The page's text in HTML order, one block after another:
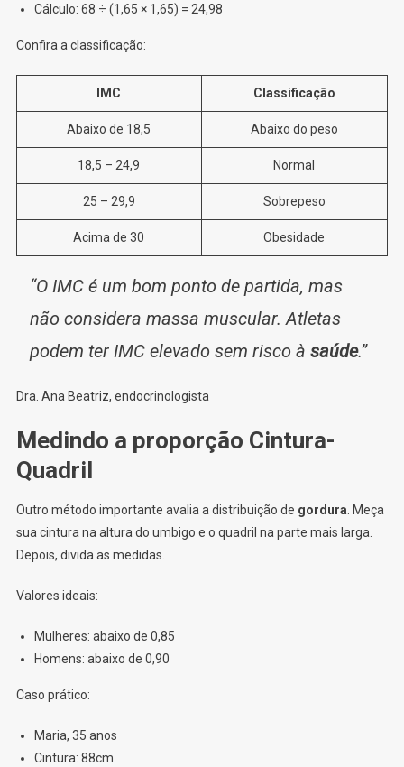
Cálculo: 68 ÷ (1,65 × 1,65) = 24,98
Confira a classificação:
IMC Classificação
Abaixo de 18,5 Abaixo do peso
18,5 – 24,9 Normal
25 – 29,9 Sobrepeso
Acima de 30 Obesidade
“O IMC é um bom ponto de partida, mas
não considera massa muscular. Atletas
podem ter IMC elevado sem risco à saúde.”
Dra. Ana Beatriz, endocrinologista
Medindo a proporção Cintura-
Quadril
Outro método importante avalia a distribuição de gordura . Meça
sua cintura na altura do umbigo e o quadril na parte mais larga.
Depois, divida as medidas.
Valores ideais:
Mulheres: abaixo de 0,85
Homens: abaixo de 0,90
Caso prático:
Maria, 35 anos
Cintura: 88cm